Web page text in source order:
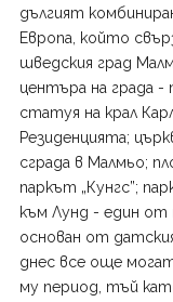
дългият
Европа, който
шведския град
центъра на града
статуя на крал
Резиденцията;
сграда в Малмьо;
паркът „Кунгс”;
към Лунд - един от
основан от
днес все още
му период, тъй